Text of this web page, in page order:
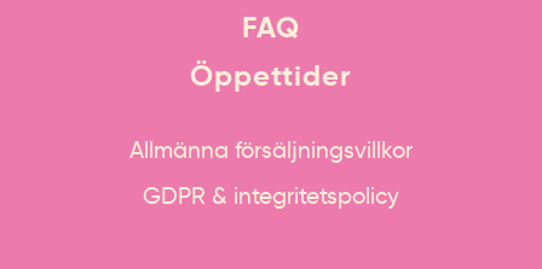
FAQ
Öppettider
Allmänna försäljningsvillkor
GDPR & integritetspolicy